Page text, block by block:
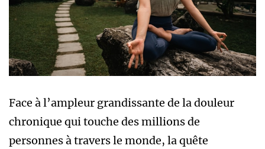
Face à l’ampleur grandissante de la douleur
chronique qui touche des millions de
personnes à travers le monde, la quête